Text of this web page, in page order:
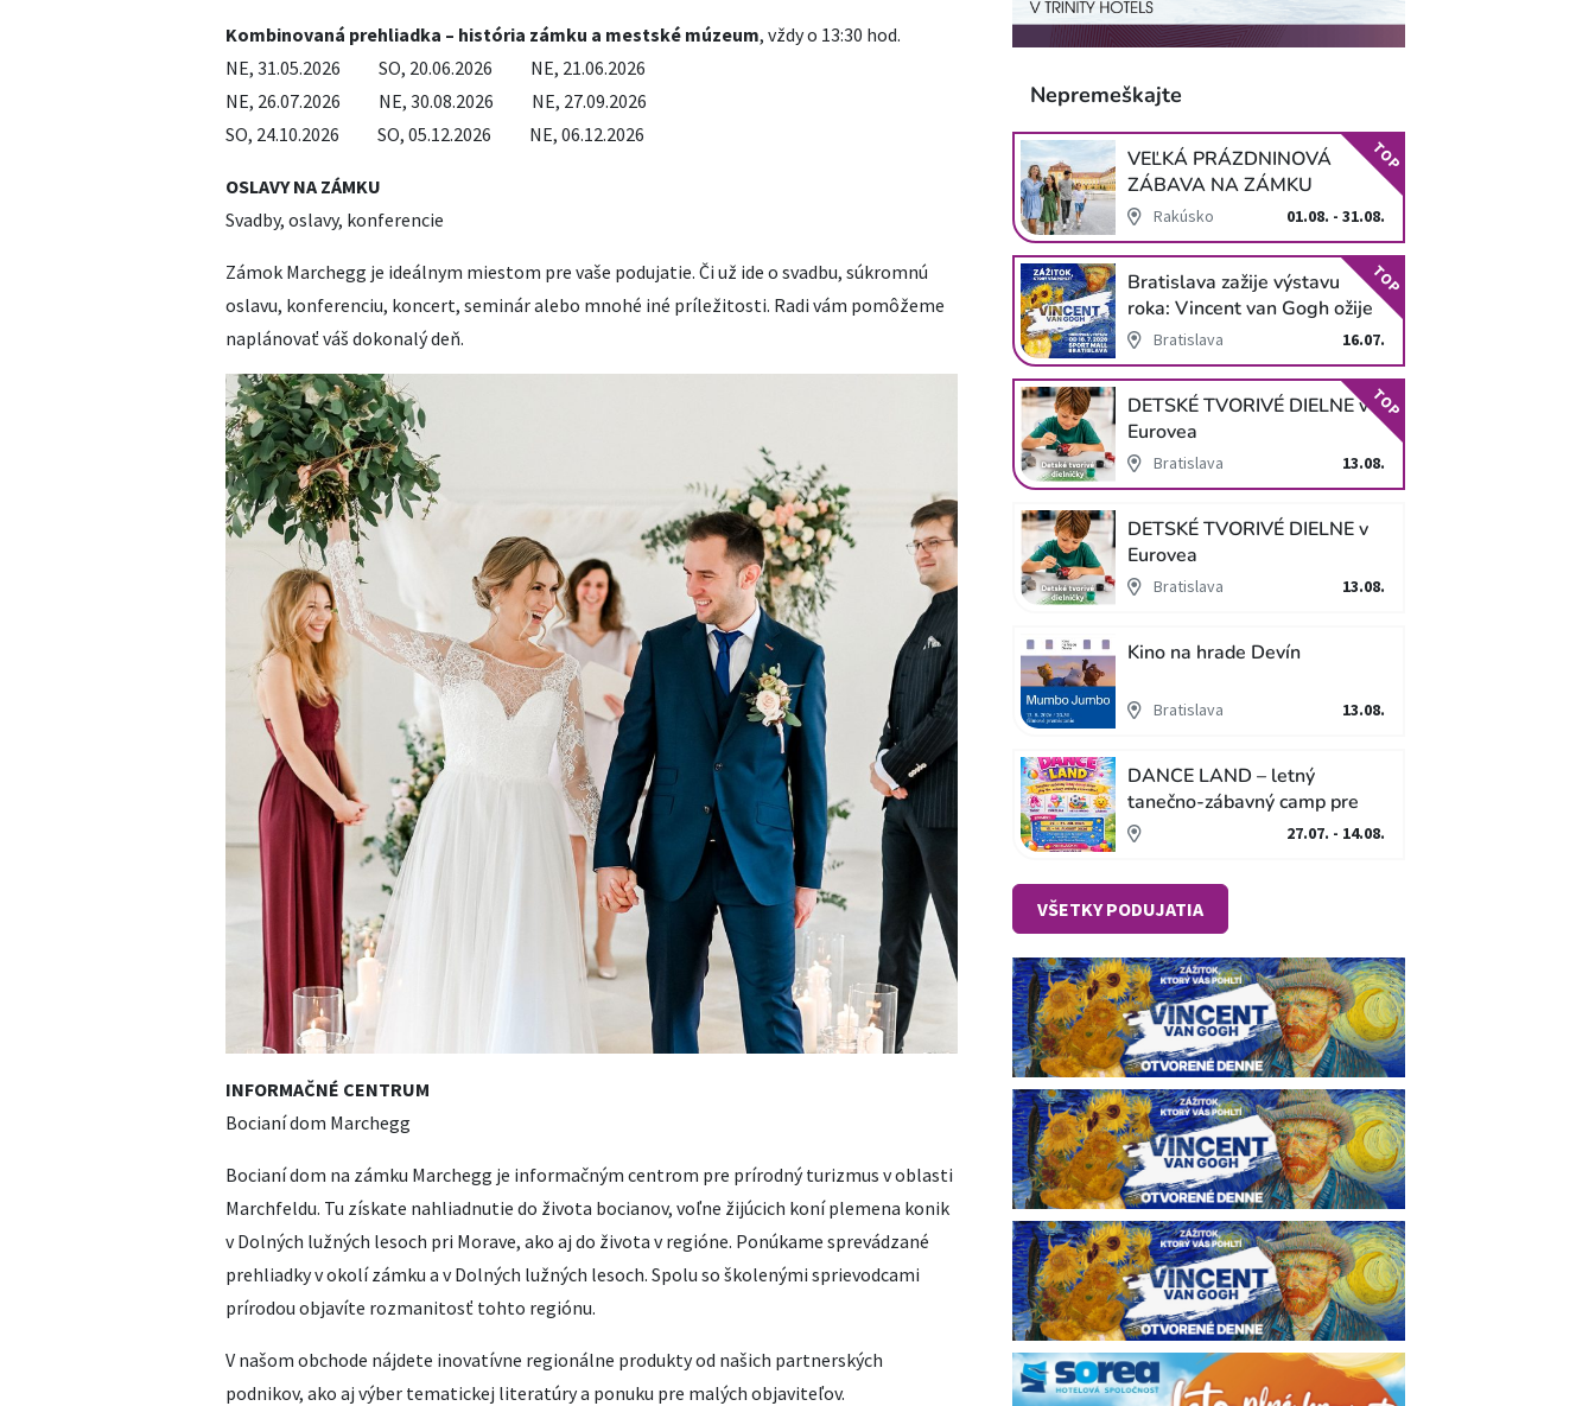
Kombinovaná prehliadka – história zámku a mestské múzeum, vždy o 13:30 hod.
NE, 31.05.2026 SO, 20.06.2026 NE, 21.06.2026
NE, 26.07.2026 NE, 30.08.2026 NE, 27.09.2026
SO, 24.10.2026 SO, 05.12.2026 NE, 06.12.2026
OSLAVY NA ZÁMKU
Svadby, oslavy, konferencie
Zámok Marchegg je ideálnym miestom pre vaše podujatie. Či už ide o svadbu, súkromnú
oslavu, konferenciu, koncert, seminár alebo mnohé iné príležitosti. Radi vám pomôžeme
naplánovať váš dokonalý deň.
INFORMAČNÉ CENTRUM
Bocianí dom Marchegg
Bocianí dom na zámku Marchegg je informačným centrom pre prírodný turizmus v oblasti
Marchfeldu. Tu získate nahliadnutie do života bocianov, voľne žijúcich koní plemena konik
v Dolných lužných lesoch pri Morave, ako aj do života v regióne. Ponúkame sprevádzané
prehliadky v okolí zámku a v Dolných lužných lesoch. Spolu so školenými sprievodcami
prírodou objavíte rozmanitosť tohto regiónu.
V našom obchode nájdete inovatívne regionálne produkty od našich partnerských
podnikov, ako aj výber tematickej literatúry a ponuku pre malých objaviteľov.
Nepremeškajte
VEĽKÁ PRÁZDNINOVÁ
ZÁBAVA NA ZÁMKU
SCHLOSS HOF
Rakúsko 01.08. - 31.08.
TOP
Bratislava zažije výstavu
roka: Vincent van Gogh ožije
v unikátnej imerzívnej šou!
Bratislava 16.07.
TOP
DETSKÉ TVORIVÉ DIELNE v
Eurovea
Bratislava 13.08.
TOP
DETSKÉ TVORIVÉ DIELNE v
Eurovea
Bratislava 13.08.
Kino na hrade Devín
Bratislava 13.08.
DANCE LAND – letný
tanečno-zábavný camp pre
deti 🕺☀️
27.07. - 14.08.
VŠETKY PODUJATIA